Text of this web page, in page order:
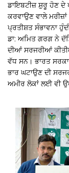
ਡਾਇਬਟੀਜ਼ ਸ਼ੁਰੂ ਹੋਣ ਦੇ
ਕਰਵਾਉਣ ਵਾਲੇ
ਪ੍ਰਤੀਸ਼ਤ ਸੰਭਾਵਨਾ
ਡਾ: ਅਮਿਤ ਗਰਗ ਨੇ
ਦੀਆਂ ਸਰਜਰੀਆਂ
ਵੱਧ ਸਨ। ਭਾਰਤ
ਭਾਰ ਘਟਾਉਣ ਦੀ
ਅਮੀਰ ਲੋਕਾਂ ਲਈ ਵੀ